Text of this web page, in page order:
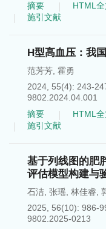
摘要
HTML全
施引文献
H型高血压：我
范芳芳 霍勇
2024, 55(4): 243-
9802.2024.04.001
摘要
HTML全
施引文献
基于列线图的肥
评估模型构建与
石洁 张瑶 林佳睿
2025, 56(10): 986-
9802.2025-0213